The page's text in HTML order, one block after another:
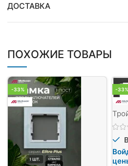
ДОСТАВКА
ПОХОЖИЕ ТОВАРЫ
-33% -33%